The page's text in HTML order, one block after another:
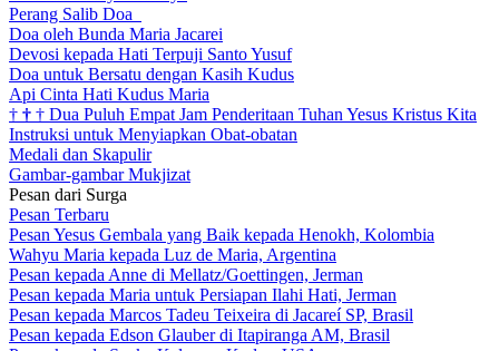
Perang Salib Doa
Doa oleh Bunda Maria Jacarei
Devosi kepada Hati Terpuji Santo Yusuf
Doa untuk Bersatu dengan Kasih Kudus
Api Cinta Hati Kudus Maria
† † † Dua Puluh Empat Jam Penderitaan Tuhan Yesus Kristus Kita
Instruksi untuk Menyiapkan Obat-obatan
Medali dan Skapulir
Gambar-gambar Mukjizat
Pesan dari Surga
Pesan Terbaru
Pesan Yesus Gembala yang Baik kepada Henokh, Kolombia
Wahyu Maria kepada Luz de Maria, Argentina
Pesan kepada Anne di Mellatz/Goettingen, Jerman
Pesan kepada Maria untuk Persiapan Ilahi Hati, Jerman
Pesan kepada Marcos Tadeu Teixeira di Jacareí SP, Brasil
Pesan kepada Edson Glauber di Itapiranga AM, Brasil